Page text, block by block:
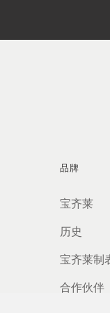
品牌
宝齐莱
历史
宝齐莱制
合作伙伴